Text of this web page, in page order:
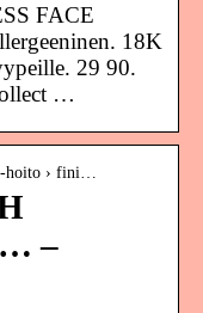
FACE
18K
29 90.
…
hoito › fini…
… –